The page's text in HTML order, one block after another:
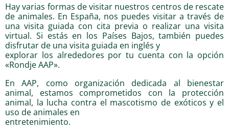
Hay varias formas de visitar nuestros centros de rescate
de animales. En España, nos puedes visitar a través de
una visita guiada con cita previa o realizar una visita
virtual. Si estás en los Países Bajos, también puedes
disfrutar de una visita guiada en inglés y
explorar los alrededores por tu cuenta con la opción
«Rondje AAP».
En AAP, como organización dedicada al bienestar
animal, estamos comprometidos con la protección
animal, la lucha contra el mascotismo de exóticos y el
uso de animales en
entretenimiento.